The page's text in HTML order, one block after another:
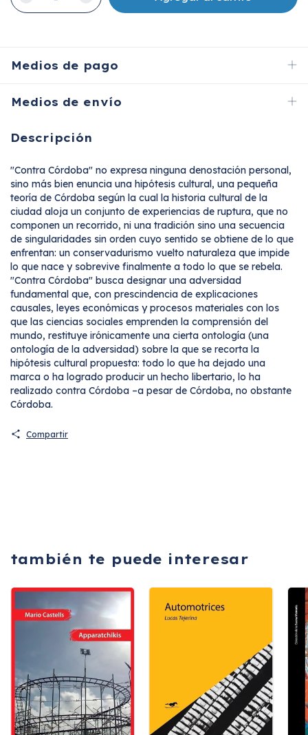
Medios de pago
Medios de envío
Descripción
"Contra Córdoba" no expresa ninguna denostación personal,
sino más bien enuncia una hipótesis cultural, una pequeña
teoría de Córdoba según la cual la historia cultural de la
ciudad aloja un conjunto de experiencias de ruptura, que no
componen un recorrido, ni una tradición sino una secuencia
de singularidades sin orden cuyo sentido se obtiene de lo que
enfrentan: un conservadurismo vuelto naturaleza que impide
lo que nace y sobrevive finalmente a todo lo que se rebela.
"Contra Córdoba" busca designar una adversidad
fundamental que, con prescindencia de explicaciones
causales, leyes económicas y procesos materiales con los
que las ciencias sociales emprenden la comprensión del
mundo, restituye irónicamente una cierta ontología (una
ontología de la adversidad) sobre la que se recorta la
hipótesis cultural propuesta: todo lo que ha dejado una
marca o ha logrado producir un hecho libertario, lo ha
realizado contra Córdoba –a pesar de Córdoba, no obstante
Córdoba.
Compartir
también te puede interesar